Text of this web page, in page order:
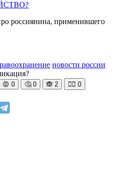
россиянина, применившего
новости россии
😡 0 🤔 0 🙈 2 🧘‍♀️ 0